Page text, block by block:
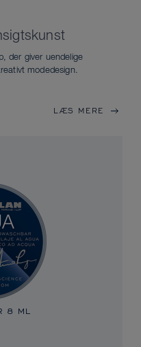
der giver uendelige
modedesign.
LÆS MERE
8 ML